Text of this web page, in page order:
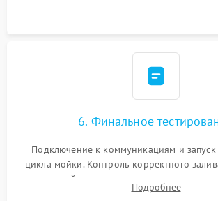
6. Финальное
Подключение к коммуникациям и запуск
цикла мойки. Контроль корректного
до нужной температуры, отсутствия
штатного слива и абсолютной сухости
Подробнее